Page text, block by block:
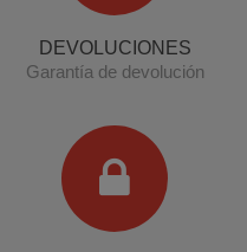
DEVOLUCIONES
Garantía de devolución